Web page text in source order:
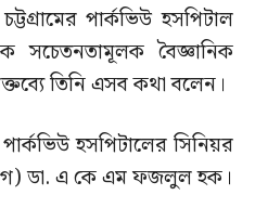
পার্কভিউ হসপিটাল
সচেতনতামূলক বৈজ্ঞানিক
তিনি এসব কথা বলেন।
হসপিটালের সিনিয়র
ডা. এ কে এম ফজলুল হক।